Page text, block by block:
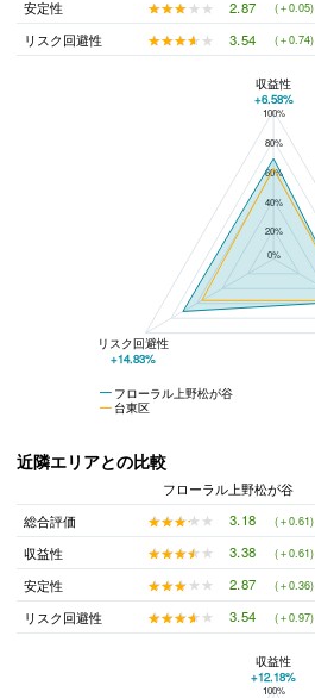
安定性
★★★★★
★★★★★ 2.87 (＋0.05)
リスク回避性
★★★★★
★★★★★ 3.54 (＋0.74)
フローラル上野松が谷と台東区の平均値の総合評価の比較
100%
80%
60%
40%
20%
0%
フローラル上野松が谷
台東区
収益性
+6.58%
リスク回避性
+14.83%
近隣エリアとの比較
フローラル上野松が谷
総合評価
★★★★★
★★★★★ 3.18 (＋0.61)
収益性
★★★★★
★★★★★ 3.38 (＋0.61)
安定性
★★★★★
★★★★★ 2.87 (＋0.36)
リスク回避性
★★★★★
★★★★★ 3.54 (＋0.97)
フローラル上野松が谷と松が谷の平均値の総合評価の比較
100%
収益性
+12.18%